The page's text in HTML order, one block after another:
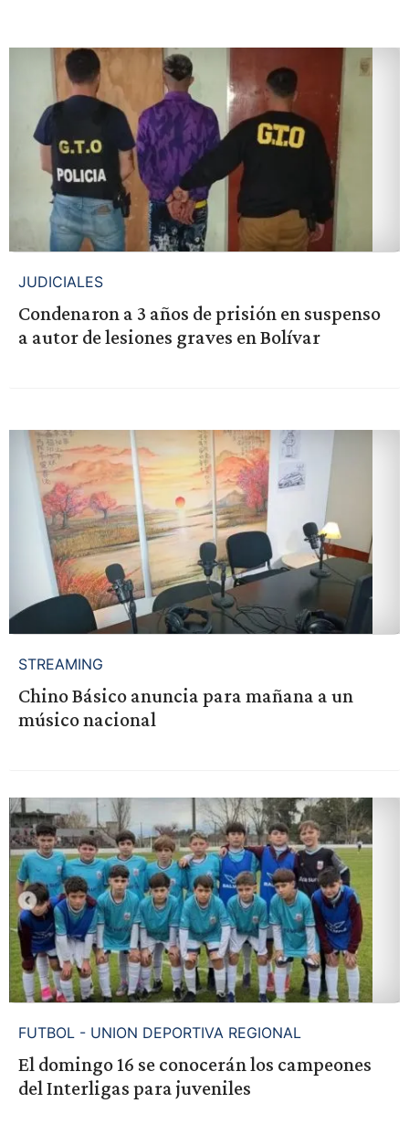
JUDICIALES
Condenaron a 3 años de prisión en suspenso
a autor de lesiones graves en Bolívar
STREAMING
Chino Básico anuncia para mañana a un
músico nacional
FUTBOL - UNION DEPORTIVA REGIONAL
El domingo 16 se conocerán los campeones
del Interligas para juveniles